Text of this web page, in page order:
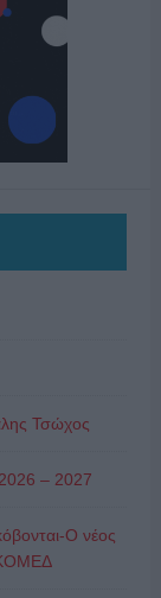
Τσώχος
– 2027
Ο νέος